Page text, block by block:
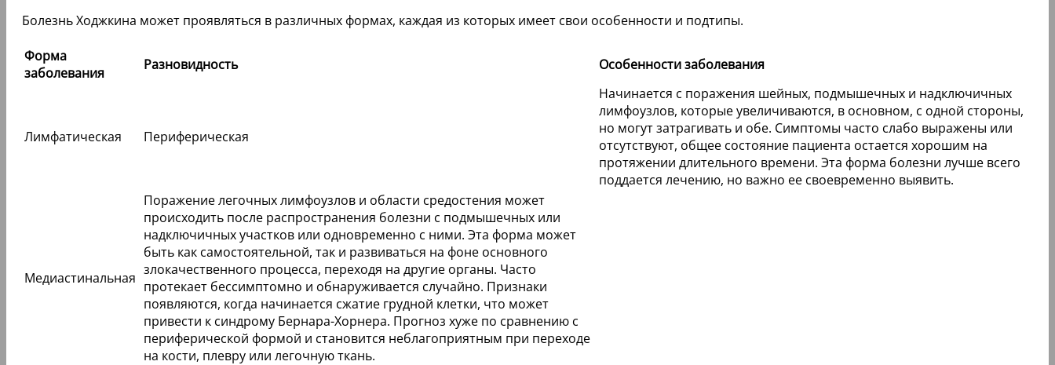
Болезнь Ходжкина может проявляться в различных формах, каждая из которых имеет свои особенности и подтипы.
Форма
заболевания
Разновидность Особенности заболевания
Лимфатическая Периферическая
Начинается с поражения шейных, подмышечных и надключичных
лимфоузлов, которые увеличиваются, в основном, с одной стороны,
но могут затрагивать и обе. Симптомы часто слабо выражены или
отсутствуют, общее состояние пациента остается хорошим на
протяжении длительного времени. Эта форма болезни лучше всего
поддается лечению, но важно ее своевременно выявить.
Медиастинальная
Поражение легочных лимфоузлов и области средостения может
происходить после распространения болезни с подмышечных или
надключичных участков или одновременно с ними. Эта форма может
быть как самостоятельной, так и развиваться на фоне основного
злокачественного процесса, переходя на другие органы. Часто
протекает бессимптомно и обнаруживается случайно. Признаки
появляются, когда начинается сжатие грудной клетки, что может
привести к синдрому Бернара-Хорнера. Прогноз хуже по сравнению с
периферической формой и становится неблагоприятным при переходе
на кости, плевру или легочную ткань.